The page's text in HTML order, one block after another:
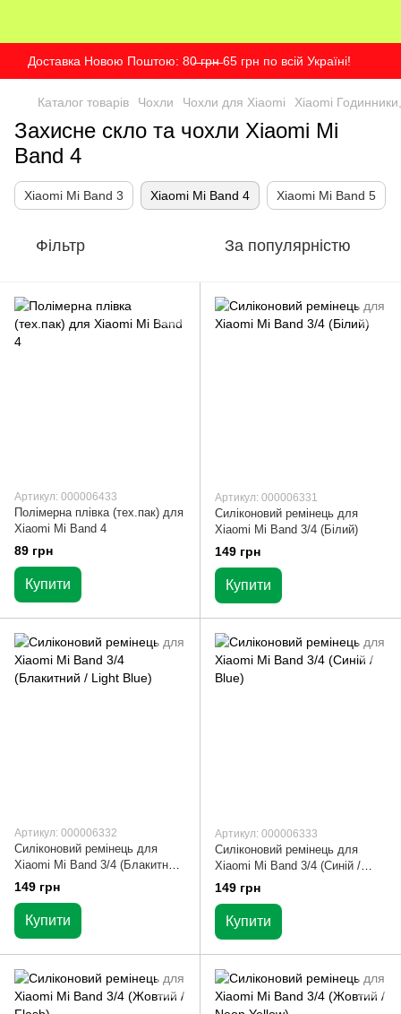
Доставка Новою Поштою: 80̶ ̶г̶р̶н̶ 65 грн по всій Україні!
Каталог товарів Чохли Чохли для Xiaomi Хiaomi
Захисне скло та чохли Xiaomi Mi
Band 4
Xiaomi Mi Band 3 Xiaomi Mi Band 4 Xiaomi Mi Band 5
Фільтр За популярністю
Артикул: 000006433
Полімерна плівка (тех.пак) для
Xiaomi Mi Band 4
89 грн
Купити
Артикул: 000006331
Силіконовий ремінець для
Xiaomi Mi Band 3/4 (Білий)
149 грн
Купити
Артикул: 000006332
Силіконовий ремінець для
Xiaomi Mi Band 3/4 (Блакитний
/ Light Blue)
149 грн
Купити
Артикул: 000006333
Силіконовий ремінець для
Xiaomi Mi Band 3/4 (Синій /
Blue)
149 грн
Купити